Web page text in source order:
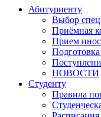
Абитуриенту
Выбор
Приёмная
Прием
НОВОСТИ
Студенту
Правила